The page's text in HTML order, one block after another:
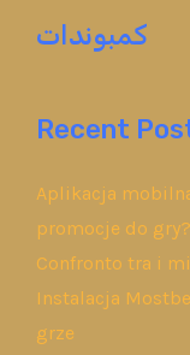
كمبوندات
Recent
Aplikacja
promocje do gry?
Confronto tra i
Instalacja
grze